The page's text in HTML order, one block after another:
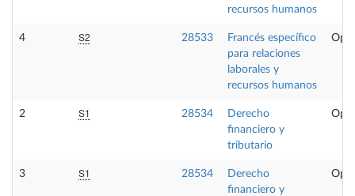
recursos humanos
4 S2 28533
Francés específico
para relaciones
laborales y
recursos humanos
2 S1 28534
Derecho
financiero y
tributario
3 S1 28534
Derecho
financiero y